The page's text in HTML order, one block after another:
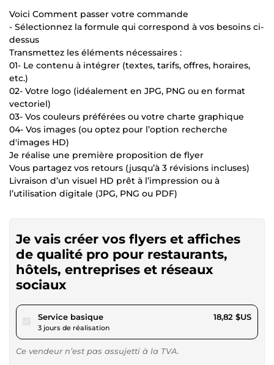
Voici Comment passer votre commande
- Sélectionnez la formule qui correspond à vos besoins ci-
dessus
Transmettez les éléments nécessaires :
01- Le contenu à intégrer (textes, tarifs, offres, horaires,
etc.)
02- Votre logo (idéalement en JPG, PNG ou en format
vectoriel)
03- Vos couleurs préférées ou votre charte graphique
04- Vos images (ou optez pour l’option recherche
d'images HD)
Je réalise une première proposition de flyer
Vous partagez vos retours (jusqu’à 3 révisions incluses)
Livraison d’un visuel HD prêt à l’impression ou à
l’utilisation digitale (JPG, PNG ou PDF)
Je vais créer vos flyers et affiches
de qualité pro pour restaurants,
hôtels, entreprises et réseaux
sociaux
Service basiquepour 17,34 $US
3 jours de réalisation
18,82 $US
Ce vendeur n’est pas assujetti à la TVA.